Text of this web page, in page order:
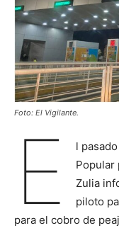
Foto: El Vigilante.
E
l
Popular
Zulia
piloto
para el cobro de